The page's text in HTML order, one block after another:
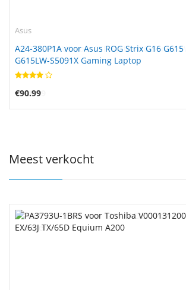
Asus
A24-380P1A voor Asus ROG Strix G16 G615
G615LW-S5091X Gaming Laptop
€90.99
Meest verkocht